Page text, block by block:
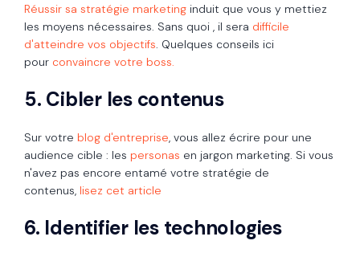
Réussir sa stratégie marketing induit que vous y mettiez
les moyens nécessaires. Sans quoi , il sera difficile
d'atteindre vos objectifs. Quelques conseils ici
pour convaincre votre boss.
5. Cibler les contenus
Sur votre blog d'entreprise, vous allez écrire pour une
audience cible : les personas en jargon marketing. Si vous
n'avez pas encore entamé votre stratégie de
contenus, lisez cet article
6. Identifier les technologies